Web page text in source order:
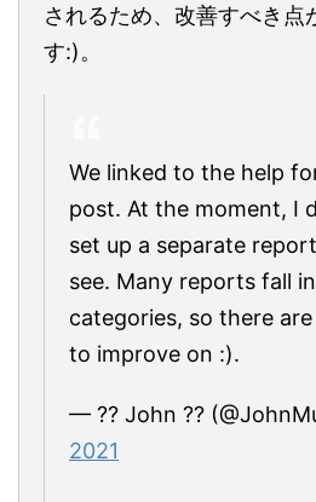
されるため、改善すべき点
す:)。
We linked to the help
post. At the moment, I
set up a separate
see. Many reports fall
categories, so there
to improve on :).
— ?? John ??
2021